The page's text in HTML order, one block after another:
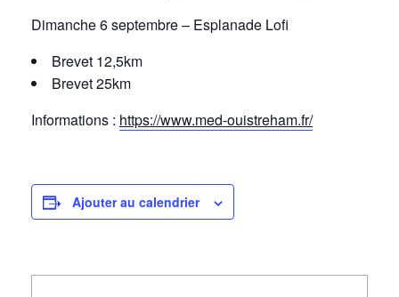
Dimanche 6 septembre – Esplanade Lofi
Brevet 12,5km
Brevet 25km
Informations : https://www.med-ouistreham.fr/
Ajouter au calendrier